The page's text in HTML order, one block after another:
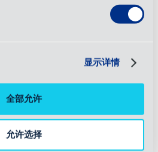
显示详情
全部允许
允许选择
的方法和以客户为中心的服务而闻
精确和创新的物流解决方案。